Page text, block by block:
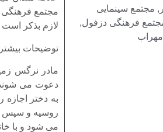
, مجتمع سینمایی
فرهنگی دزفول,
مجتمع فرهنگی
لازم بذکر است بهای
توضیحات
مادر نرگس
دعوت می
به دختر
روسیه و سپس
می شود و با